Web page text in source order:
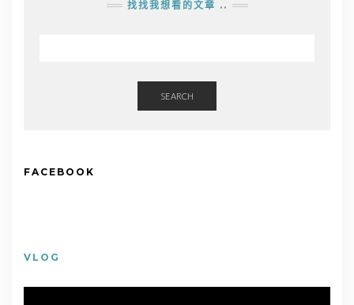
找找我想看的文章 ..
SEARCH
FACEBOOK
VLOG